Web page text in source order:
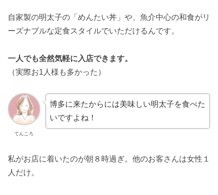
自家製の明太子の「めんたい丼」や、魚介中心の和食がリ
ーズナブルな定食スタイルでいただけるんです。
一人でも全然気軽に入店できます。
（実際お1人様も多かった）
てんころ
博多に来たからには美味しい明太子を食べた
いですよね！
私がお店に着いたのが朝８時過ぎ。他のお客さんは女性１
人だけ。